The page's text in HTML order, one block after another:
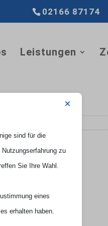
02166 87174
Leistungen
×
sind für die
zu
Sie Ihre Wahl.
eines
erhalten haben.